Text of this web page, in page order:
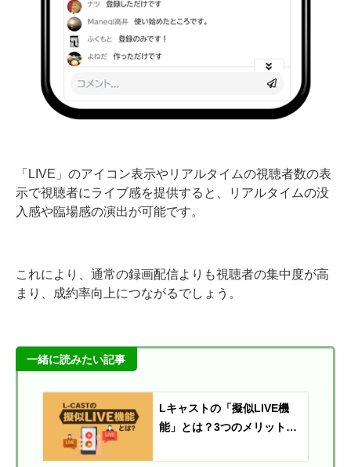
「LIVE」のアイコン表示やリアルタイムの視聴者数の表
示で視聴者にライブ感を提供すると、リアルタイムの没
入感や臨場感の演出が可能です。
これにより、通常の録画配信よりも視聴者の集中度が高
まり、成約率向上につながるでしょう。
一緒に読みたい記事
Lキャストの「擬似LIVE機
能」とは？3つのメリットを